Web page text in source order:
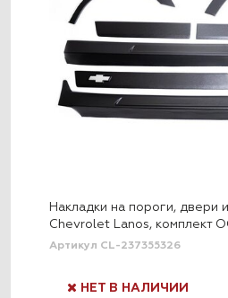
Накладки на пороги, двери
Chevrolet Lanos, комплект
Артикул CL-237355326
НЕТ В НАЛИЧИИ